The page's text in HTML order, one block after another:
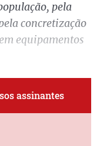
pela
concretização
equipamentos
assinantes